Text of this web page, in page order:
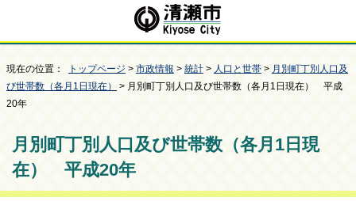
現在の位置： トップページ > 市政情報 > 統計 > 人口と世帯 > 月別町丁別人口及
び世帯数（各月1日現在）
> 月別町丁別人口及び世帯数（各月1日現在） 平成
20年
月別町丁別人口及び世帯数（各月1日現
在） 平成20年